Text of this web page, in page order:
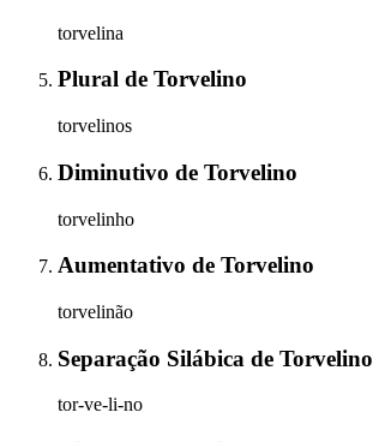
torvelina
Plural de Torvelino
torvelinos
Diminutivo de Torvelino
torvelinho
Aumentativo de Torvelino
torvelinão
Separação Silábica de Torvelino
tor-ve-li-no